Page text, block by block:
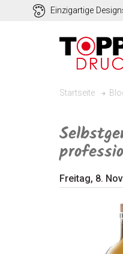
Einzigartige
Startseite
Freitag, 8.